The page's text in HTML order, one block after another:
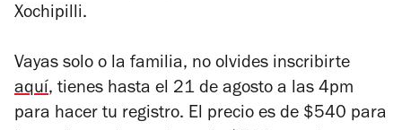
Xochipilli.
Vayas solo o la familia, no olvides inscribirte
aquí, tienes hasta el 21 de agosto a las 4pm
para hacer tu registro. El precio es de $540 para